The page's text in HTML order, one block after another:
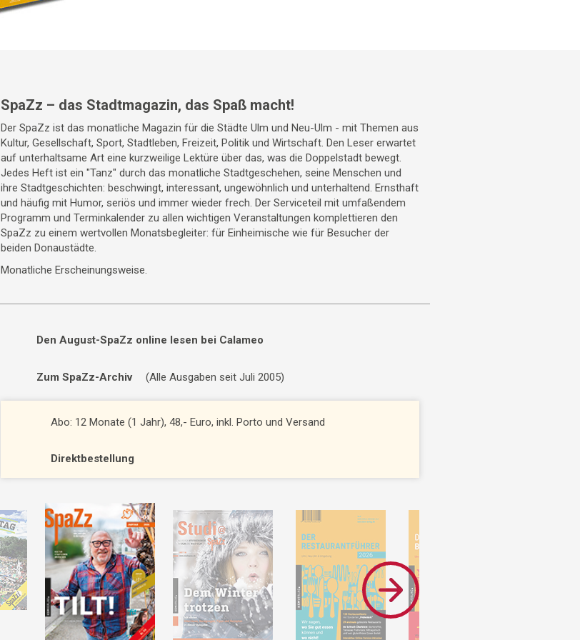
SpaZz – das Stadtmagazin, das Spaß macht!
Der SpaZz ist das monatliche Magazin für die Städte Ulm und Neu-Ulm - mit Themen aus
Kultur, Gesellschaft, Sport, Stadtleben, Freizeit, Politik und Wirtschaft. Den Leser erwartet
auf unterhaltsame Art eine kurzweilige Lektüre über das, was die Doppelstadt bewegt.
Jedes Heft ist ein "Tanz" durch das monatliche Stadtgeschehen, seine Menschen und
ihre Stadtgeschichten: beschwingt, interessant, ungewöhnlich und unterhaltend. Ernsthaft
und häufig mit Humor, seriös und immer wieder frech. Der Serviceteil mit umfaßendem
Programm und Terminkalender zu allen wichtigen Veranstaltungen komplettieren den
SpaZz zu einem wertvollen Monatsbegleiter: für Einheimische wie für Besucher der
beiden Donaustädte.
Monatliche Erscheinungsweise.
Den August-SpaZz online lesen bei Calameo
Zum SpaZz-Archiv (Alle Ausgaben seit Juli 2005)
Abo: 12 Monate (1 Jahr), 48,- Euro, inkl. Porto und Versand
Direktbestellung